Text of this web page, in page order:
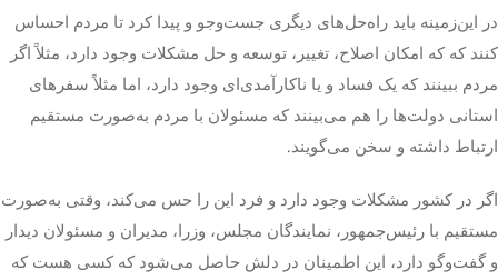
در این‌زمینه باید راه‌حل‌های دیگری جست‌وجو و پیدا کرد تا مردم احساس
کنند که که امکان اصلاح، تغییر، توسعه و حل مشکلات وجود دارد، مثلاً اگر
مردم ببینند که یک فساد و یا ناکارآمدی‌ای وجود دارد، اما مثلاً سفرهای
استانی دولت‌ها را هم می‌بینند که مسئولان با مردم به‌صورت مستقیم
ارتباط داشته و سخن می‌گویند.
اگر در کشور مشکلات وجود دارد و فرد این را حس می‌کند، وقتی به‌صورت
مستقیم با رئیس‌جمهور، نمایندگان مجلس، وزرا، مدیران و مسئولان دیدار
و گفت‌وگو دارد، این اطمینان در دلش حاصل می‌شود که کسی هست که